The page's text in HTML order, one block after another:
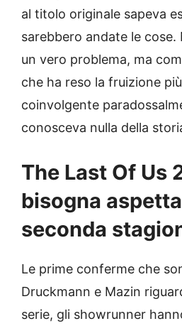
al titolo originale sapeva
sarebbero andate le
un vero problema, ma
che ha reso la fruizione
coinvolgente
conosceva nulla della
The Last Of Us
bisogna
seconda
Le prime conferme che
Druckmann e Mazin
serie, gli showrunner